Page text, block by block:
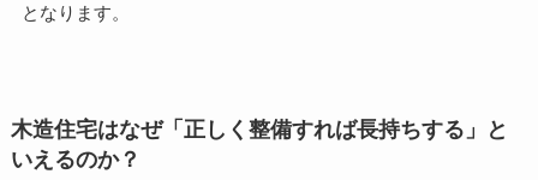
となります。
木造住宅はなぜ「正しく整備すれば長持ちする」と
いえるのか？